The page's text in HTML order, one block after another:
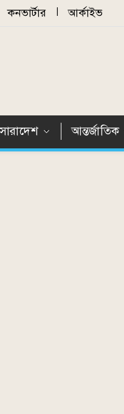
কনভার্টার আর্কাইভ
আন্তর্জাতিক